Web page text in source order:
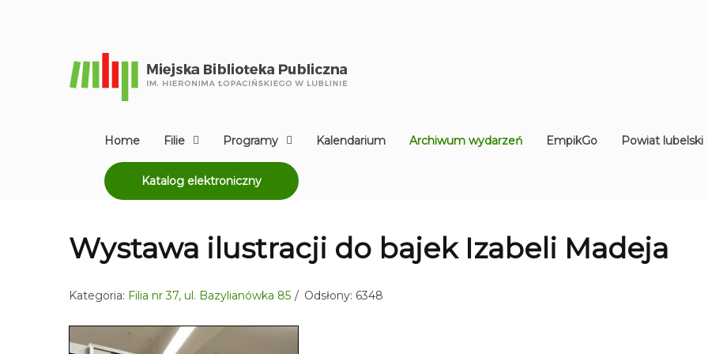
Home Filie Programy Kalendarium Archiwum wydarzeń EmpikGo Powiat lubelski
Katalog elektroniczny
Wystawa ilustracji do bajek Izabeli Madeja
Kategoria: Filia nr 37, ul. Bazylianówka 85 Odsłony: 6348